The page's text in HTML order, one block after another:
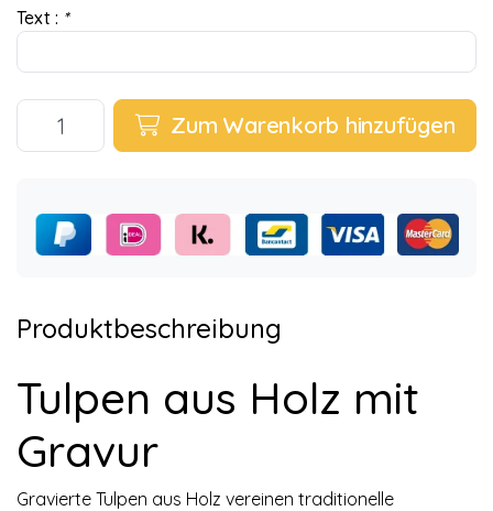
Text : *
Zum Warenkorb hinzufügen
Produktbeschreibung
Tulpen aus Holz mit
Gravur
Gravierte Tulpen aus Holz vereinen traditionelle